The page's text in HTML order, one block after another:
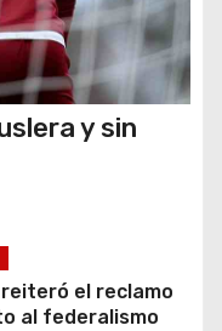
y sin
el reclamo
al federalismo